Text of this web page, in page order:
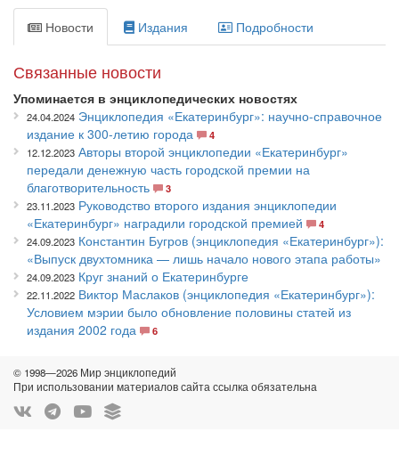
Новости Издания Подробности
Связанные новости
Упоминается в энциклопедических новостях
24.04.2024 Энциклопедия «Екатеринбург»: научно-справочное
издание к 300-летию города
4
12.12.2023 Авторы второй энциклопедии «Екатеринбург»
передали денежную часть городской премии на
благотворительность
3
23.11.2023 Руководство второго издания энциклопедии
«Екатеринбург» наградили городской премией
4
24.09.2023 Константин Бугров (энциклопедия «Екатеринбург»):
«Выпуск двухтомника — лишь начало нового этапа работы»
24.09.2023 Круг знаний о Екатеринбурге
22.11.2022 Виктор Маслаков (энциклопедия «Екатеринбург»):
Условием мэрии было обновление половины статей из
издания 2002 года
6
© 1998—2026 Мир энциклопедий
При использовании материалов сайта ссылка обязательна